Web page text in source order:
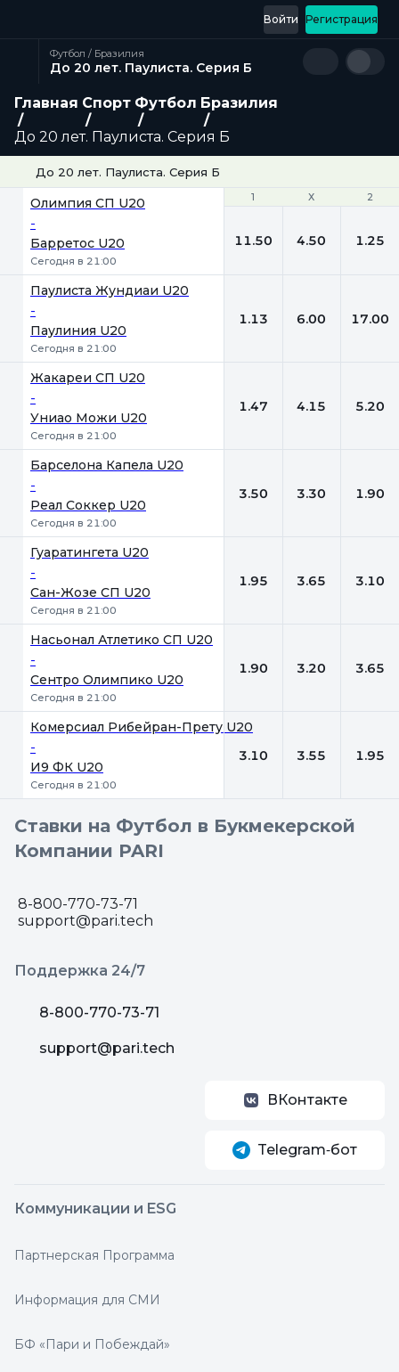
Регистрация
Войти
Футбол / Бразилия
До 20 лет. Паулиста. Серия Б
Главная Спорт Футбол Бразилия
До 20 лет. Паулиста. Серия Б
До 20 лет. Паулиста. Серия Б
1 Х 2
Олимпия СП U20
-
Барретос U20
Сегодня в 21:00
1 Х 2
11.50 4.50 1.25
Паулиста Жундиаи U20
-
Паулиния U20
Сегодня в 21:00
1.13 6.00 17.00
Жакареи СП U20
-
Униао Можи U20
Сегодня в 21:00
1.47 4.15 5.20
Барселона Капела U20
-
Реал Соккер U20
Сегодня в 21:00
3.50 3.30 1.90
Гуаратингета U20
-
Сан-Жозе СП U20
Сегодня в 21:00
1.95 3.65 3.10
Насьонал Атлетико СП U20
-
Сентро Олимпико U20
Сегодня в 21:00
1.90 3.20 3.65
Комерсиал Рибейран-Прету U20
-
И9 ФК U20
Сегодня в 21:00
3.10 3.55 1.95
Ставки на Футбол в Букмекерской
Компании PARI
8-800-770-73-71
support@pari.tech
Поддержка 24/7
8-800-770-73-71
support@pari.tech
ВКонтакте
Telegram‑бот
Коммуникации и ESG
Партнерская Программа
Информация для СМИ
БФ «Пари и Побеждай»